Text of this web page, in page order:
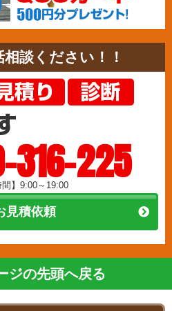
談ください！！
316-225
間】9:00～19:00
見積依頼
ジの先頭へ戻る